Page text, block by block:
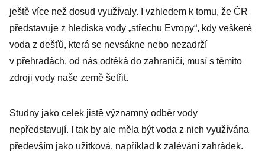
ještě více než dosud využívaly. I vzhledem k tomu, že ČR
představuje z hlediska vody „střechu Evropy“, kdy veškeré
voda z dešťů, která se nevsákne nebo nezadrží
v přehradách, od nás odtéká do zahraničí, musí s těmito
zdroji vody naše země šetřit.
Studny jako celek jistě významný odběr vody
nepředstavují. I tak by ale měla být voda z nich využívána
především jako užitková, například k zalévání zahrádek.